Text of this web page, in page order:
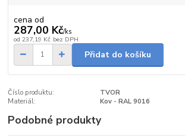
cena od
287,00 Kč/ks
od 237,19 Kč bez DPH
Přidat do košíku
Číslo produktu:
TVOR
Materiál:
Kov - RAL 9016
Podobné produkty